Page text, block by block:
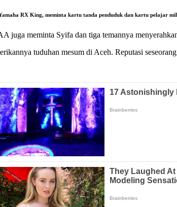
RX King, meminta kartu tanda penduduk dan kartu pelajar
juga meminta Syifa dan tiga temannya
tuduhan mesum di Aceh. Reputasi